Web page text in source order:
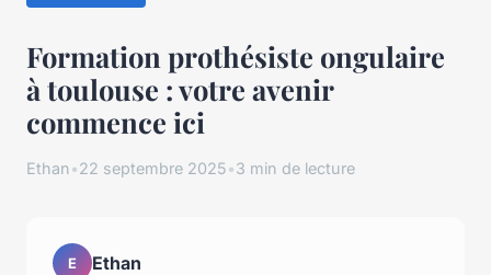
Formation prothésiste ongulaire
à toulouse : votre avenir
commence ici
Ethan•22 septembre 2025•3 min de lecture
E Ethan